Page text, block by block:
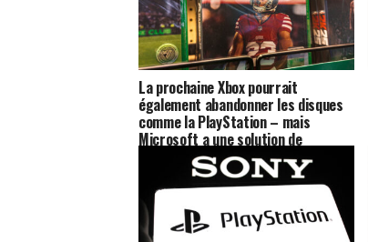
La prochaine Xbox pourrait
également abandonner les disques
comme la PlayStation – mais
Microsoft a une solution de
contournement